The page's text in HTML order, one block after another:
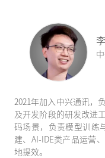
2021年加入中兴通讯，
及开发阶段的研发改进
码场景，负责模型训练
建、AI-IDE类产品运营
地提效。